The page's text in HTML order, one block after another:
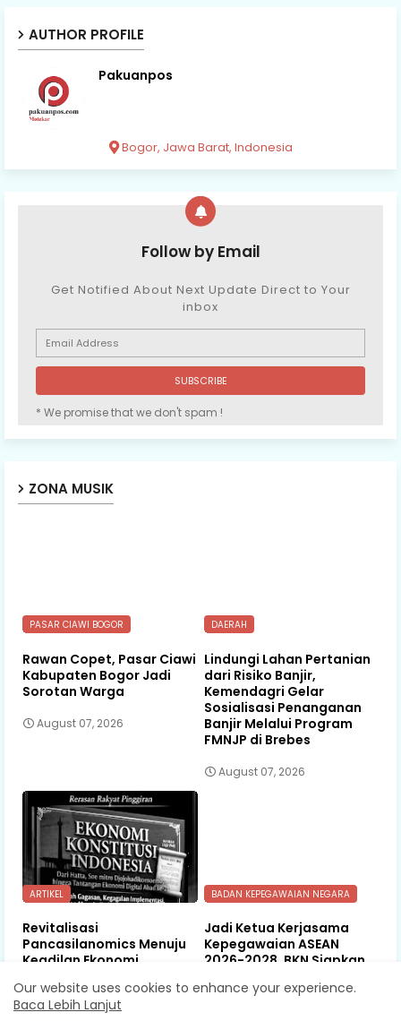
AUTHOR PROFILE
Pakuanpos
Bogor, Jawa Barat, Indonesia
Follow by Email
Get Notified About Next Update Direct to Your
inbox
* We promise that we don't spam !
ZONA MUSIK
PASAR CIAWI BOGOR
Rawan Copet, Pasar Ciawi
Kabupaten Bogor Jadi
Sorotan Warga
August 07, 2026
DAERAH
Lindungi Lahan Pertanian
dari Risiko Banjir,
Kemendagri Gelar
Sosialisasi Penanganan
Banjir Melalui Program
FMNJP di Brebes
August 07, 2026
ARTIKEL
Revitalisasi
Pancasilanomics Menuju
Keadilan Ekonomi
August 07, 2026
BADAN KEPEGAWAIAN NEGARA
Jadi Ketua Kerjasama
Kepegawaian ASEAN
2026-2028, BKN Siapkan
Kolaborasi ASN ASEAN
Our website uses cookies to enhance your experience.
Baca Lebih Lanjut